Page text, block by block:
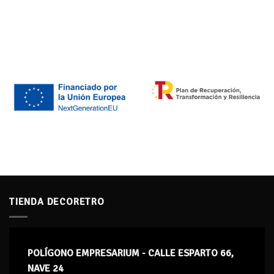
TIENDA DECORETRO
POLÍGONO EMPRESARIUM - CALLE ESPARTO 66,
NAVE 24